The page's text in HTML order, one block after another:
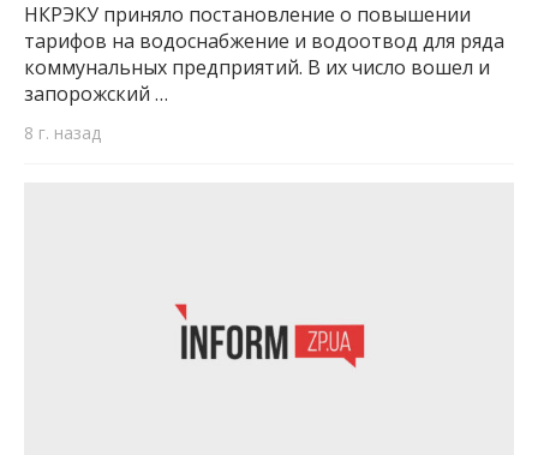
НКРЭКУ приняло постановление о повышении
тарифов на водоснабжение и водоотвод для ряда
коммунальных предприятий. В их число вошел и
запорожский …
8 г. назад